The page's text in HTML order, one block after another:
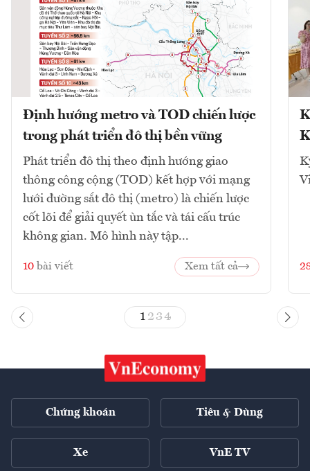
Định hướng metro và TOD chiến lược
trong phát triển đô thị bền vững
Phát triển đô thị theo định hướng giao
thông công cộng (TOD) kết hợp với mạng
lưới đường sắt đô thị (metro) là chiến lược
cốt lõi để giải quyết ùn tắc và tái cấu trúc
không gian. Mô hình này tập...
10 bài viết Xem tất cả
1 23 4
Chứng khoán Tiêu & Dùng
Xe VnE TV